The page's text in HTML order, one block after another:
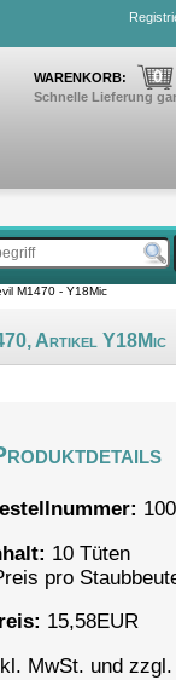
WARENKORB: 0
Schnelle Lieferung
M1470 - Y18Mic
Artikel Y18Mic
10 Tüten
pro
15,58EUR
MwSt. und